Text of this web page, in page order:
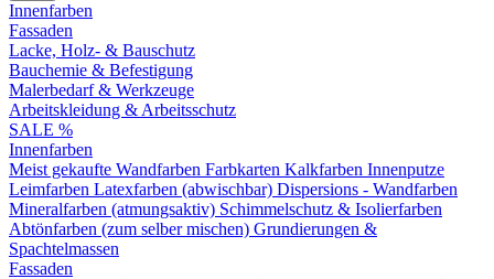
Innenfarben
Fassaden
Lacke, Holz- & Bauschutz
Bauchemie & Befestigung
Malerbedarf & Werkzeuge
Arbeitskleidung & Arbeitsschutz
SALE %
Innenfarben
Meist gekaufte Wandfarben Farbkarten Kalkfarben Innenputze
Leimfarben Latexfarben (abwischbar) Dispersions - Wandfarben
Mineralfarben (atmungsaktiv) Schimmelschutz & Isolierfarben
Abtönfarben (zum selber mischen) Grundierungen &
Spachtelmassen
Fassaden